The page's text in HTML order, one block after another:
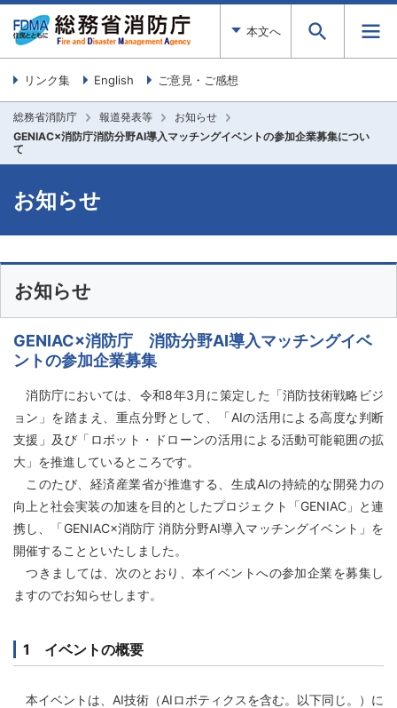
本文へ
リンク集 English ご意見・ご感想
総務省消防庁 報道発表等
お知らせ
GENIAC×消防庁消防分野AI導入マッチングイベントの参加企業募集につい
て
お知らせ
お知らせ
GENIAC×消防庁 消防分野AI導入マッチングイベ
ントの参加企業募集
消防庁においては、令和8年3月に策定した「消防技術戦略ビジ
ョン」を踏まえ、重点分野として、「AIの活用による高度な判断
支援」及び「ロボット・ドローンの活用による活動可能範囲の拡
大」を推進しているところです。
このたび、経済産業省が推進する、生成AIの持続的な開発力の
向上と社会実装の加速を目的としたプロジェクト「GENIAC」と連
携し、「GENIAC×消防庁 消防分野AI導入マッチングイベント」を
開催することといたしました。
つきましては、次のとおり、本イベントへの参加企業を募集し
ますのでお知らせします。
1 イベントの概要
本イベントは、AI技術（AIロボティクスを含む。以下同じ。）に